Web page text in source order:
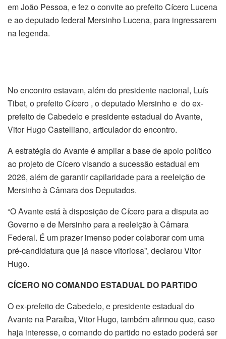
em João Pessoa, e fez o convite ao prefeito Cícero Lucena
e ao deputado federal Mersinho Lucena, para ingressarem
na legenda.
No encontro estavam, além do presidente nacional, Luís
Tibet, o prefeito Cícero , o deputado Mersinho e do ex-
prefeito de Cabedelo e presidente estadual do Avante,
Vitor Hugo Castelliano, articulador do encontro.
A estratégia do Avante é ampliar a base de apoio político
ao projeto de Cícero visando a sucessão estadual em
2026, além de garantir capilaridade para a reeleição de
Mersinho à Câmara dos Deputados.
“O Avante está à disposição de Cícero para a disputa ao
Governo e de Mersinho para a reeleição à Câmara
Federal. É um prazer imenso poder colaborar com uma
pré-candidatura que já nasce vitoriosa”, declarou Vitor
Hugo.
CÍCERO NO COMANDO ESTADUAL DO PARTIDO
O ex-prefeito de Cabedelo, e presidente estadual do
Avante na Paraíba, Vitor Hugo, também afirmou que, caso
haja interesse, o comando do partido no estado poderá ser